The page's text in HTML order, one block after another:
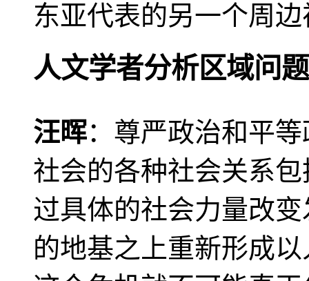
东亚代表的另一个周
人文学者分析区域问题
汪晖：尊严政治和平
社会的各种社会关系
过具体的社会力量改
的地基之上重新形成